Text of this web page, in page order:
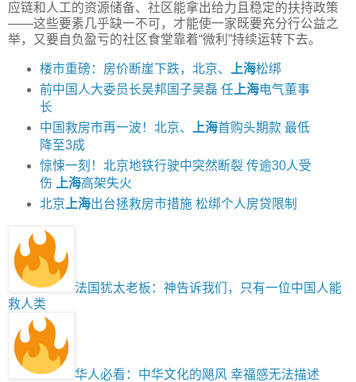
应链和人工的资源储备、社区能拿出给力且稳定的扶持政策
——这些要素几乎缺一不可，才能使一家既要充分行公益之
举，又要自负盈亏的社区食堂靠着“微利”持续运转下去。
楼市重磅：房价断崖下跌，北京、 上海松绑
前中国人大委员长吴邦国子吴磊 任上海电气董事
长
中国救房市再一波！北京、
上海首购头期款 最低
降至3成
惊悚一刻！北京地铁行驶中突然断裂 传逾30人受
伤
上海高架失火
北京 上海出台拯救房市措施 松绑个人房贷限制
法国犹太老板：神告诉我们，只有一位中国人能
救人类
华人必看：中华文化的飓风 幸福感无法描述